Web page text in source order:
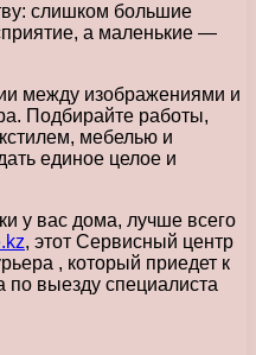
слишком большие
а маленькие —
между изображениями и
Подбирайте работы,
мебелью и
единое целое и
у вас дома, лучше всего
, этот Сервисный центр
, который приедет к
по выезду специалиста